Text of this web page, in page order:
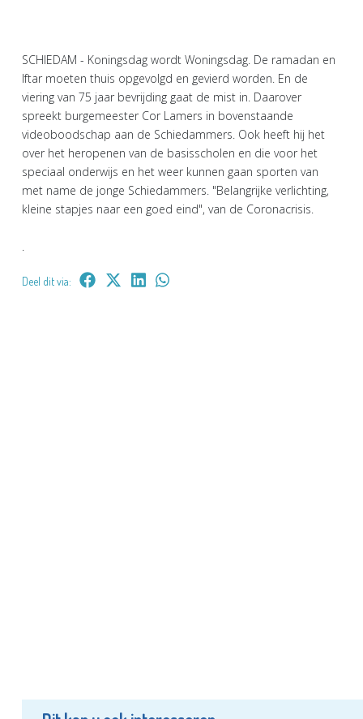
SCHIEDAM - Koningsdag wordt Woningsdag. De ramadan en
Iftar moeten thuis opgevolgd en gevierd worden. En de
viering van 75 jaar bevrijding gaat de mist in. Daarover
spreekt burgemeester Cor Lamers in bovenstaande
videoboodschap aan de Schiedammers. Ook heeft hij het
over het heropenen van de basisscholen en die voor het
speciaal onderwijs en het weer kunnen gaan sporten van
met name de jonge Schiedammers. "Belangrijke verlichting,
kleine stapjes naar een goed eind", van de Coronacrisis.
.
Deel dit via: